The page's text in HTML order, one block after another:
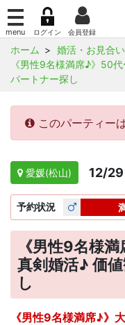
ホーム
婚活・お見合
《男性9名様満席♪》50
パートナー探し
このパーティー
愛媛(松山) 12/29
予約状況
《男性9名様
真剣婚活♪ 価
し
《男性9名様満席♪》